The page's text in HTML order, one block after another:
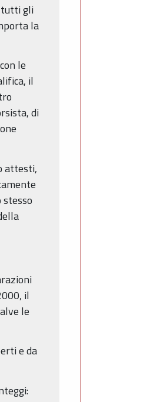
tutti gli
la
le
il
di
attesti,
il
le
e da